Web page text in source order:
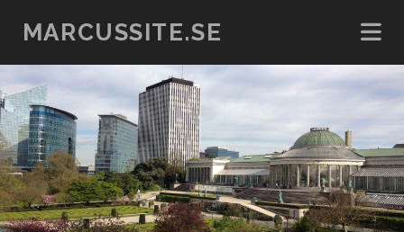
MARCUSSITE.SE